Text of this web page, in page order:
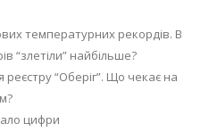
температурних рекордів. В
“злетіли” найбільше?
“Оберіг”. Що чекає на
цифри